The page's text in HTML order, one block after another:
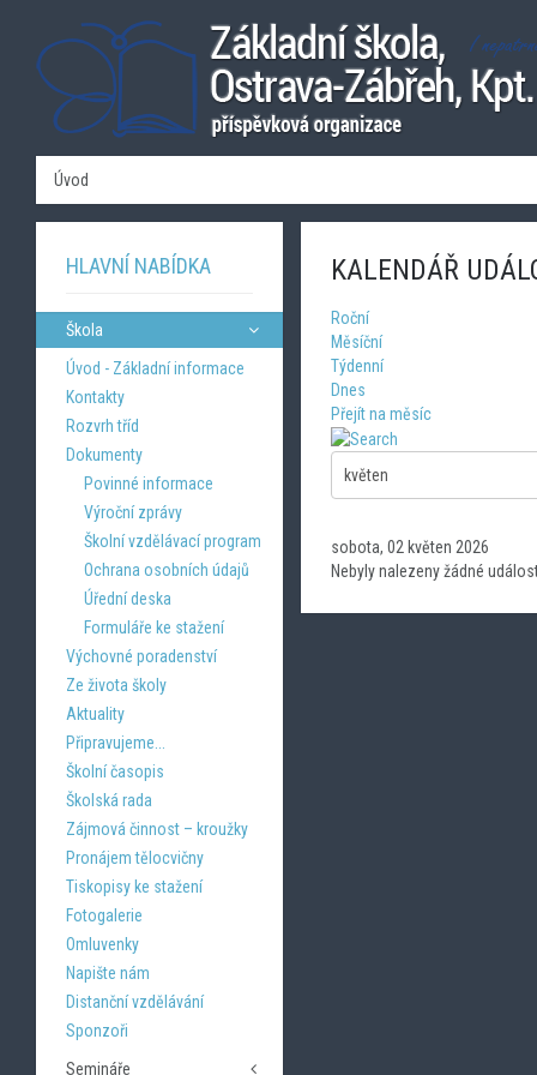
Úvod
KALENDÁŘ
Roční
Měsíční
Týdenní
Dnes
Přejít na měsíc
sobota, 02 květen 2026
Nebyly nalezeny žádné
HLAVNÍ NABÍDKA
Škola
Úvod - Základní informace
Kontakty
Rozvrh tříd
Dokumenty
Povinné informace
Výroční zprávy
Školní vzdělávací program
Ochrana osobních údajů
Úřední deska
Formuláře ke stažení
Výchovné poradenství
Ze života školy
Aktuality
Připravujeme...
Školní časopis
Školská rada
Zájmová činnost – kroužky
Pronájem tělocvičny
Tiskopisy ke stažení
Fotogalerie
Omluvenky
Napište nám
Distanční vzdělávání
Sponzoři
Semináře